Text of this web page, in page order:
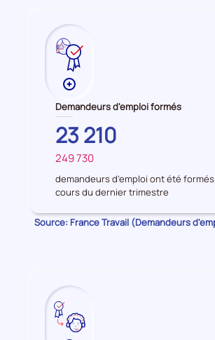
Plus
de
données
sur
les
Demandeurs
d'emploi
formés
Demandeurs d'emploi formés
AUVERGNE-
RHONE-
ALPES
23 210
FRANCE
249 730
demandeurs d'emploi ont été formés
cours du dernier trimestre
Source: France Travail (Demandeurs